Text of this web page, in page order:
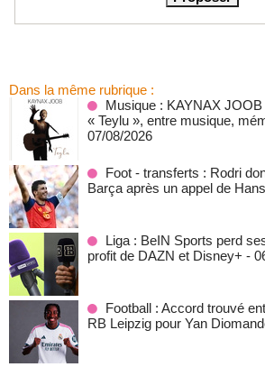
Dans la même rubrique :
Musique : KAYNAX
« Teylu », entre musique,
07/08/2026
Foot - transferts : Rodri
Barça après un appel de
Liga : BeIN Sports perd
profit de DAZN et Disney+ -
Football : Accord trouvé
RB Leipzig pour Yan